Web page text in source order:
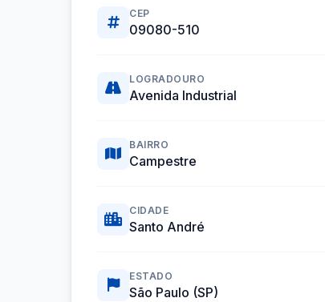
CEP
09080-510
LOGRADOURO
Avenida Industrial
BAIRRO
Campestre
CIDADE
Santo André
ESTADO
São Paulo (SP)